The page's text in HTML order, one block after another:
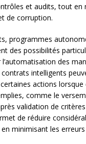
et audits, tout en
de corruption.
programmes
des possibilités
des
intelligents
actions lorsque
comme le
validation de
de réduire
minimisant les erreurs